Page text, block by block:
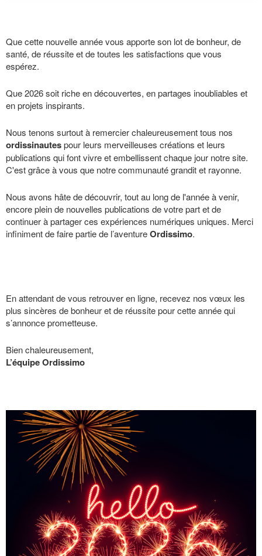
Que cette nouvelle année vous apporte son lot de bonheur, de
santé, de réussite et de toutes les satisfactions que vous
espérez.
Que 2026 soit riche en découvertes, en partages inoubliables et
en projets inspirants.
Nous tenons surtout à remercier chaleureusement tous nos
ordissinautespour leurs merveilleuses créations et leurs
publications qui font vivre et embellissent chaque jour notre site.
C'est grâce à vous que notre communauté grandit et rayonne.
Nous avons hâte de découvrir, tout au long de l'année à venir,
encore plein de nouvelles publications de votre part et de
continuer à partager ces expériences numériques uniques. Merci
infiniment de faire partie de l’aventureOrdissimo.
En attendant de vous retrouver en ligne, recevez nos vœux les
plus sincères de bonheur et de réussite pour cette année qui
s’annonce prometteuse.
Bien chaleureusement,
L’équipe Ordissimo